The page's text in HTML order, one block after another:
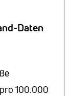
Daten
100.000